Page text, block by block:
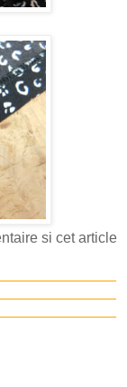
si cet article